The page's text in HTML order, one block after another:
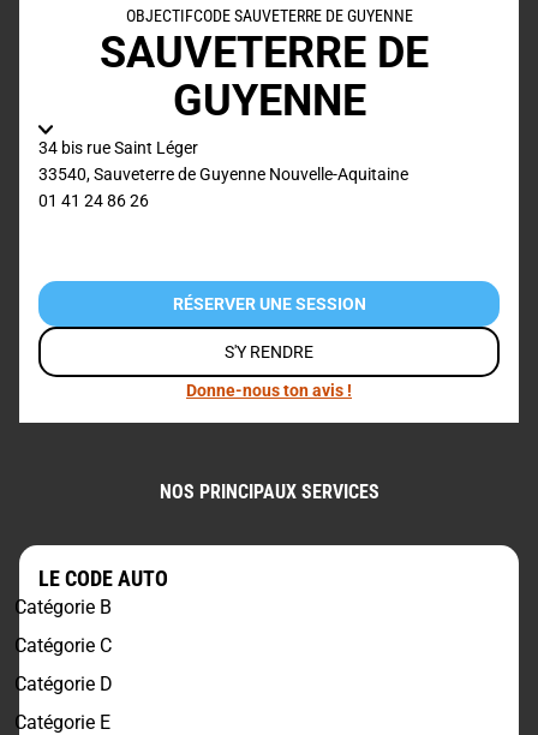
OBJECTIFCODE SAUVETERRE DE GUYENNE
SAUVETERRE DE
GUYENNE
34 bis rue Saint Léger
33540,Sauveterre de Guyenne Nouvelle-Aquitaine
01 41 24 86 26
RÉSERVER UNE SESSION
S'Y RENDRE
Donne-nous ton avis !
NOS PRINCIPAUX SERVICES
LE CODE AUTO
Catégorie B
Catégorie C
Catégorie D
Catégorie E